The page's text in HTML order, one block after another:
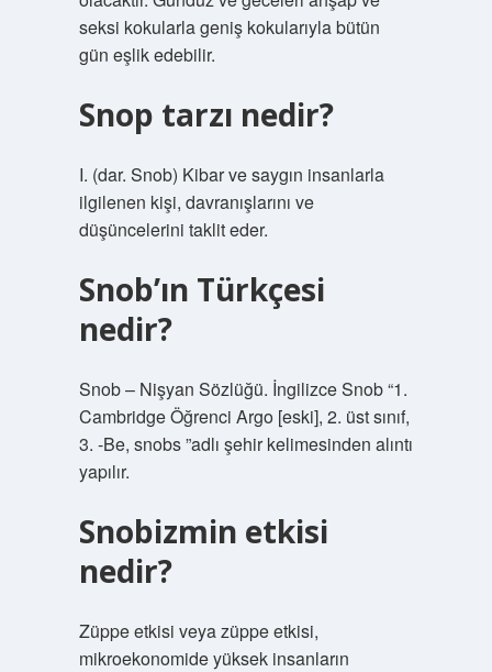
seksi kokularla geniş kokularıyla bütün
gün eşlik edebilir.
Snop tarzı nedir?
I. (dar. Snob) Kibar ve saygın insanlarla
ilgilenen kişi, davranışlarını ve
düşüncelerini taklit eder.
Snob’ın Türkçesi
nedir?
Snob – Nişyan Sözlüğü. İngilizce Snob “1.
Cambridge Öğrenci Argo [eski], 2. üst sınıf,
3. -Be, snobs ”adlı şehir kelimesinden alıntı
yapılır.
Snobizmin etkisi
nedir?
Züppe etkisi veya züppe etkisi,
mikroekonomide yüksek insanların